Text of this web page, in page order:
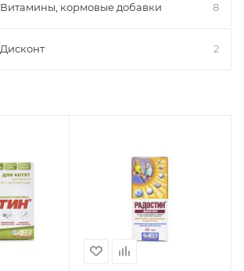
кормовые добавки 8
2